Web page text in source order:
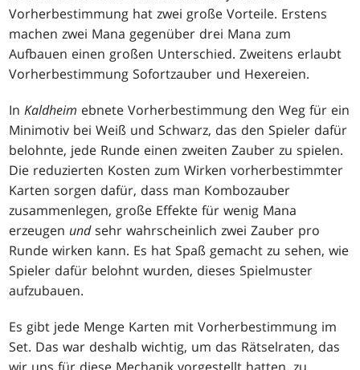
Vorherbestimmung hat zwei große Vorteile. Erstens
machen zwei Mana gegenüber drei Mana zum
Aufbauen einen großen Unterschied. Zweitens erlaubt
Vorherbestimmung Sofortzauber und Hexereien.
InKaldheim ebnete Vorherbestimmung den Weg für ein
Minimotiv bei Weiß und Schwarz, das den Spieler dafür
belohnte, jede Runde einen zweiten Zauber zu spielen.
Die reduzierten Kosten zum Wirken vorherbestimmter
Karten sorgen dafür, dass man Kombozauber
zusammenlegen, große Effekte für wenig Mana
erzeugen undsehr wahrscheinlich zwei Zauber pro
Runde wirken kann. Es hat Spaß gemacht zu sehen, wie
Spieler dafür belohnt wurden, dieses Spielmuster
aufzubauen.
Es gibt jede Menge Karten mit Vorherbestimmung im
Set. Das war deshalb wichtig, um das Rätselraten, das